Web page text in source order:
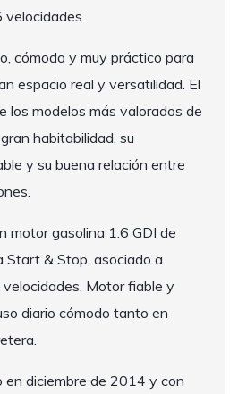
velocidades.
cómodo y muy práctico para
espacio real y versatilidad. El
los modelos más valorados de
habitabilidad, su
y su buena relación entre
motor gasolina 1.6 GDI de
Start & Stop, asociado a
Motor fiable y
diario cómodo tanto en
en diciembre de 2014 y con